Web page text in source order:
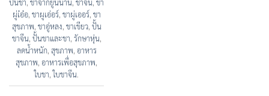
ปั้นชา, ชาจากยูนนาน, ชาจีน, ชา
ผู่เ๋อ๋อ, ชาผูเอ่อร์, ชาผู่เออร์, ชา
สุขภาพ, ชาอู่หลง, ชาเขียว, ปั้น
ชาจีน, ปั้นชาและชา, รักษาหุ่น,
ลดน้ำหนัก, สุขภาพ, อาหาร
สุขภาพ, อาหารเพื่อสุขภาพ,
ใบชา,ใบชาจีน.